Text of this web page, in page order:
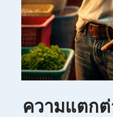
ความแตกต่